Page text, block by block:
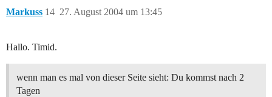
Markuss 27. August 2004 um 13:45
14
Hallo. Timid.
wenn man es mal von dieser Seite sieht: Du kommst nach 2
Tagen